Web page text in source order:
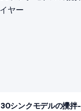
30シンクモデルの攪拌-